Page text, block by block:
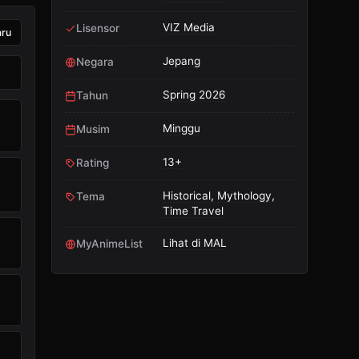
Lisensor VIZ Media
Negara Jepang
Tahun Spring 2026
Musim Minggu
Rating 13+
Tema Historical, Mythology,
Time Travel
MyAnimeList Lihat di MAL